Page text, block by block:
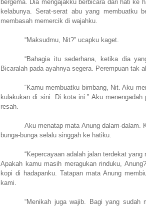
bergema. Dia mengajakku berbicara dari hati ke
kelabunya. Serat-serat abu yang
membasah memercik di wajahku.
“Maksudmu, Nit?” ucapku kaget.
“Bahagia itu sederhana, ketika dia
Bicaralah pada ayahnya segera. Perempuan tak
“Kamu membuatku bimbang, Nit. Aku
kulakukan di sini. Di kota ini.” Aku
resah.
Aku menatap mata Anung dalam-dalam.
bunga-bunga selalu singgah ke hatiku.
“Kepercayaan adalah jalan terdekat
Apakah kamu masih meragukan rinduku,
kopi di hadapanku. Tatapan mata Anung
kami.
“Menikah juga wajib. Bagi yang